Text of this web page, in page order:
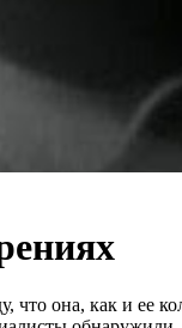
она, как и ее